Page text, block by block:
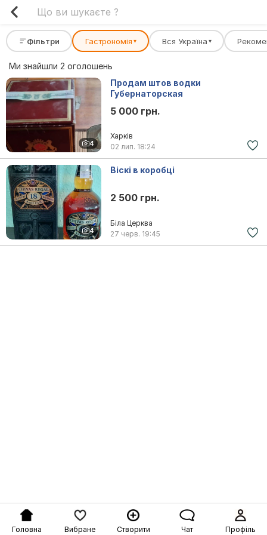
Фільтри Гастрономія ▾ Вся Україна ▾
Ми знайшли 2 оголошень
4
Продам штов водки
Губернаторская
5 000 грн.
Харків
02 лип. 18:24
4
Віскі в коробці
2 500 грн.
Біла Церква
27 черв. 19:45
Головна Вибране Створити Чат Профіль